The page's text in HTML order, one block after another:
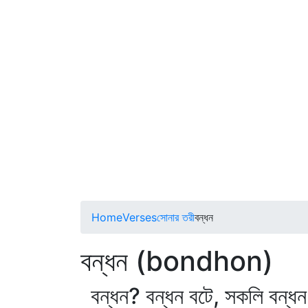
HomeVersesসোনার তরীবন্ধন
বন্ধন (bondhon)
বন্ধন? বন্ধন বটে, সকলি